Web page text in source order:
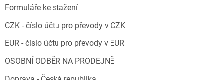
Formuláře ke stažení
CZK - číslo účtu pro převody v CZK
EUR - číslo účtu pro převody v EUR
OSOBNÍ ODBĚR NA PRODEJNĚ